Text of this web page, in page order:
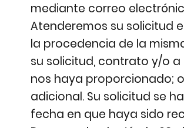
mediante correo
Atenderemos su solicitud
la procedencia de la
su solicitud, contrato y/o
nos haya proporcionado;
adicional. Su solicitud se
fecha en que haya sido